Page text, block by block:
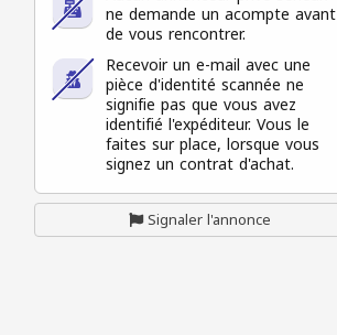
ne demande un acompte avant
de vous rencontrer.
Recevoir un e-mail avec une
pièce d'identité scannée ne
signifie pas que vous avez
identifié l'expéditeur. Vous le
faites sur place, lorsque vous
signez un contrat d'achat.
Signaler l'annonce